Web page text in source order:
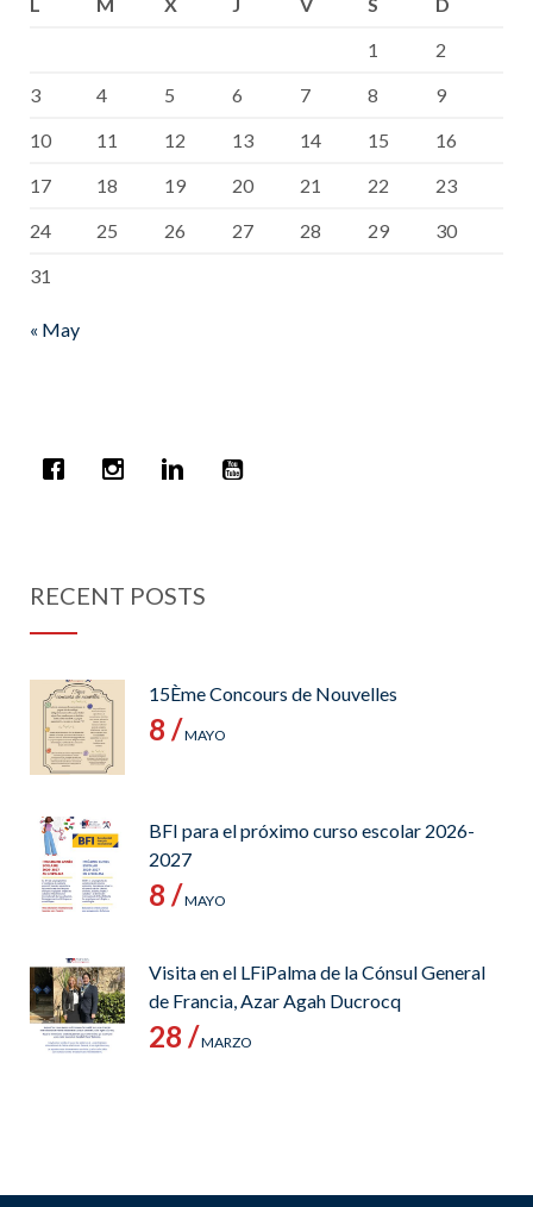
1
2
3
4 5 6 7 8
9
10
11 12 13 14 15
16
17
18 19 20 21 22
23
24
25 26 27 28 29
30
31
« May
RECENT POSTS
15Ème Concours de Nouvelles
8 /MAYO
BFI para el próximo curso escolar 2026-
2027
8 /MAYO
Visita en el LFiPalma de la Cónsul General
de Francia, Azar Agah Ducrocq
28 /MARZO